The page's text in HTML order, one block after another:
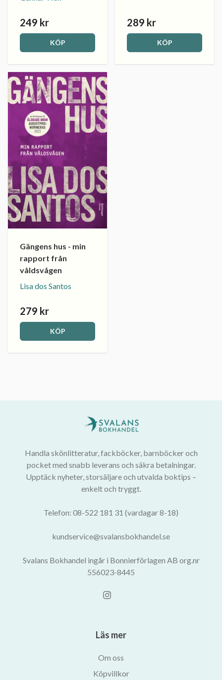
249 kr
KÖP
289 kr
KÖP
Gängens hus - min
rapport från
våldsvågen
Lisa dos Santos
279 kr
KÖP
Handla skönlitteratur, fackböcker, barnböcker och
pocket med snabb leverans och säkra betalningar.
Upptäck nyheter, storsäljare och utvalda boktips –
enkelt och tryggt.
Telefon: 08-522 181 31 (vardagar 8-18)
kundservice@svalansbokhandel.se
Svalans Bokhandel ingår i Bonnierförlagen AB org.nr
556023-8445
Läs mer
Om oss
Köpvillkor